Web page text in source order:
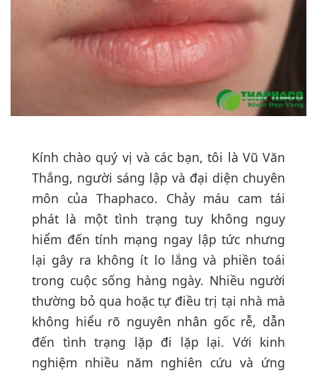
Kính chào quý vị và các bạn, tôi là Vũ Văn
Thắng, người sáng lập và đại diện chuyên
môn của Thaphaco. Chảy máu cam tái
phát là một tình trạng tuy không nguy
hiểm đến tính mạng ngay lập tức nhưng
lại gây ra không ít lo lắng và phiền toái
trong cuộc sống hàng ngày. Nhiều người
thường bỏ qua hoặc tự điều trị tại nhà mà
không hiểu rõ nguyên nhân gốc rễ, dẫn
đến tình trạng lặp đi lặp lại. Với kinh
nghiệm nhiều năm nghiên cứu và ứng